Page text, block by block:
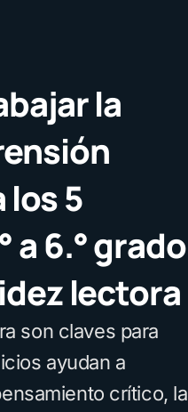
la
5
a 6.° grado
lectora
son claves para
ayudan a
crítico, la